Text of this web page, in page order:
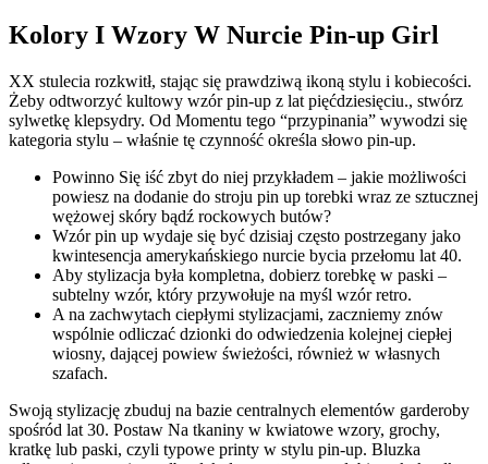
Kolory I Wzory W Nurcie Pin-up Girl
XX stulecia rozkwitł, stając się prawdziwą ikoną stylu i kobiecości.
Żeby odtworzyć kultowy wzór pin-up z lat pięćdziesięciu., stwórz
sylwetkę klepsydry. Od Momentu tego “przypinania” wywodzi się
kategoria stylu – właśnie tę czynność określa słowo pin-up.
Powinno Się iść zbyt do niej przykładem – jakie możliwości
powiesz na dodanie do stroju pin up torebki wraz ze sztucznej
wężowej skóry bądź rockowych butów?
Wzór pin up wydaje się być dzisiaj często postrzegany jako
kwintesencja amerykańskiego nurcie bycia przełomu lat 40.
Aby stylizacja była kompletna, dobierz torebkę w paski –
subtelny wzór, który przywołuje na myśl wzór retro.
A na zachwytach ciepłymi stylizacjami, zaczniemy znów
wspólnie odliczać dzionki do odwiedzenia kolejnej ciepłej
wiosny, dającej powiew świeżości, również w własnych
szafach.
Swoją stylizację zbuduj na bazie centralnych elementów garderoby
spośród lat 30. Postaw Na tkaniny w kwiatowe wzory, grochy,
kratkę lub paski, czyli typowe printy w stylu pin-up. Bluzka